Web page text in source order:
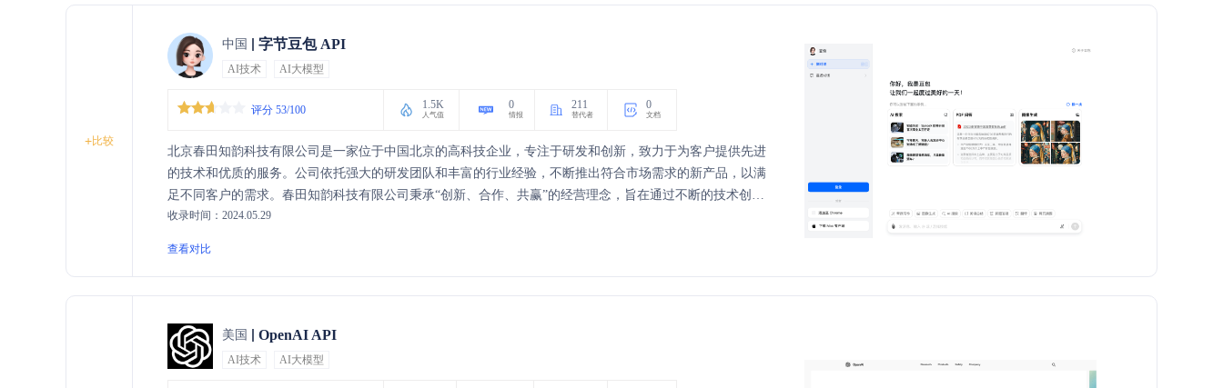
+比较
中国 字节豆包 API
AI技术 AI大模型
评分 53/100 1.5K
人气值
0
情报
211
替代者
0
文档
北京春田知韵科技有限公司是一家位于中国北京的高科技企业，专注于研发和创新，致力于为客户提供先进
的技术和优质的服务。公司依托强大的研发团队和丰富的行业经验，不断推出符合市场需求的新产品，以满
足不同客户的需求。春田知韵科技有限公司秉承“创新、合作、共赢”的经营理念，旨在通过不断的技术创新
和卓越的服务，推动行业的发展，为社会创造更多的价值。
收录时间：2024.05.29
查看对比
美国 OpenAI API
AI技术 AI大模型